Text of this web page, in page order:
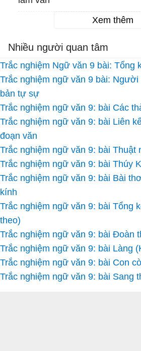
Xem thêm
Nhiều người quan tâm
Trắc nghiệm Ngữ văn 9 bài: Tổng
Trắc nghiệm ngữ văn 9 bài: Người
bản tự sự
Trắc nghiệm ngữ văn 9: bài Các
Trắc nghiệm ngữ văn 9: bài Liên
đoạn văn
Trắc nghiệm ngữ văn 9: bài Thuật
Trắc nghiệm ngữ văn 9: bài Thúy
Trắc nghiệm ngữ văn 9: bài Bài
kính
Trắc nghiệm ngữ văn 9: bài Tổng
theo)
Trắc nghiệm ngữ văn 9: bài Đoàn
Trắc nghiệm ngữ văn 9: bài Làng
Trắc nghiệm ngữ văn 9: bài Con cò
Trắc nghiệm ngữ văn 9: bài Sang